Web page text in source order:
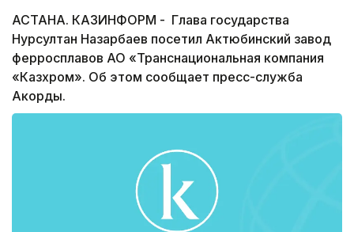
АСТАНА. КАЗИНФОРМ - Глава государства
Нурсултан Назарбаев посетил Актюбинский завод
ферросплавов АО «Транснациональная компания
«Казхром». Об этом сообщает пресс-служба
Акорды.